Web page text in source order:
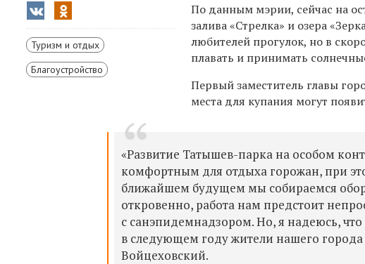
Туризм и отдых
Благоустройство
По данным мэрии, сейчас на
залива «Стрелка» и озера
любителей прогулок, но в
плавать и принимать
Первый заместитель главы
места для купания могут
«Развитие Татышев-парка на особом
комфортным для отдыха горожан, при
ближайшем будущем мы собираемся
откровенно, работа нам предстоит
с санэпидемнадзором. Но, я надеюсь,
в следующем году жители нашего города
Войцеховский.